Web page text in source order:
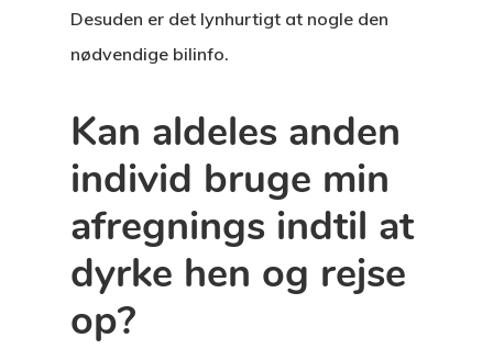
Desuden er det lynhurtigt at nogle den
nødvendige bilinfo.
Kan aldeles anden
individ bruge min
afregnings indtil at
dyrke hen og rejse
op?